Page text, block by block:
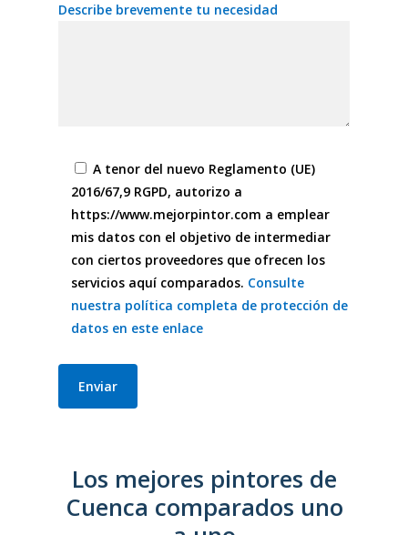
Describe brevemente tu necesidad
A tenor del nuevo Reglamento (UE)
2016/67,9 RGPD, autorizo a
https://www.mejorpintor.com a emplear
mis datos con el objetivo de intermediar
con ciertos proveedores que ofrecen los
servicios aquí comparados. Consulte
nuestra política completa de protección de
datos en este enlace
Los mejores pintores de
Cuenca comparados uno